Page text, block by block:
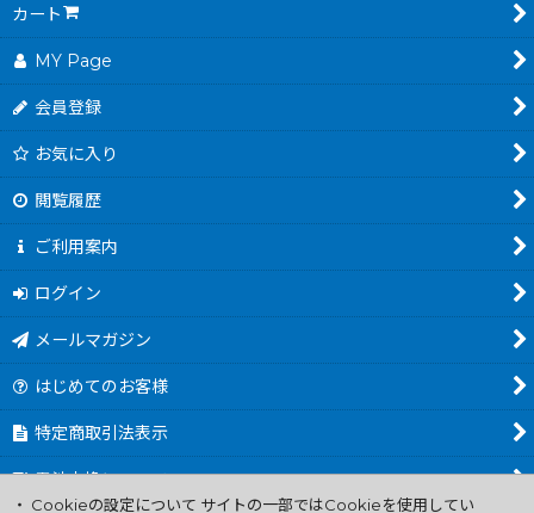
カート
MY Page
会員登録
お気に入り
閲覧履歴
ご利用案内
ログイン
メールマガジン
はじめてのお客様
特定商取引法表示
電池交換について
・ Cookieの設定について サイトの一部ではCookieを使用してい